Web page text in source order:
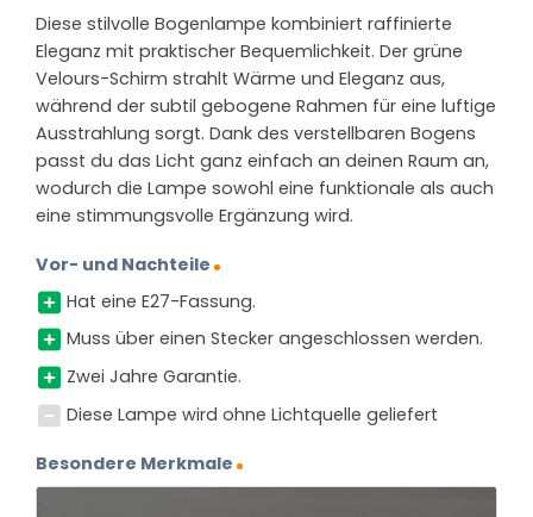
Diese stilvolle Bogenlampe kombiniert raffinierte
Eleganz mit praktischer Bequemlichkeit. Der grüne
Velours-Schirm strahlt Wärme und Eleganz aus,
während der subtil gebogene Rahmen für eine luftige
Ausstrahlung sorgt. Dank des verstellbaren Bogens
passt du das Licht ganz einfach an deinen Raum an,
wodurch die Lampe sowohl eine funktionale als auch
eine stimmungsvolle Ergänzung wird.
Vor- und Nachteile
Hat eine E27-Fassung.
Muss über einen Stecker angeschlossen werden.
Zwei Jahre Garantie.
Diese Lampe wird ohne Lichtquelle geliefert
Besondere Merkmale